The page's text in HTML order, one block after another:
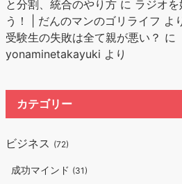
と分割、統合のやり方 に ラジオを
う！ | だんのマンのゴリライフ よ
受験生の失敗は全て親が悪い？ に
yonaminetakayuki より
カテゴリー
ビジネス (72)
成功マインド (31)